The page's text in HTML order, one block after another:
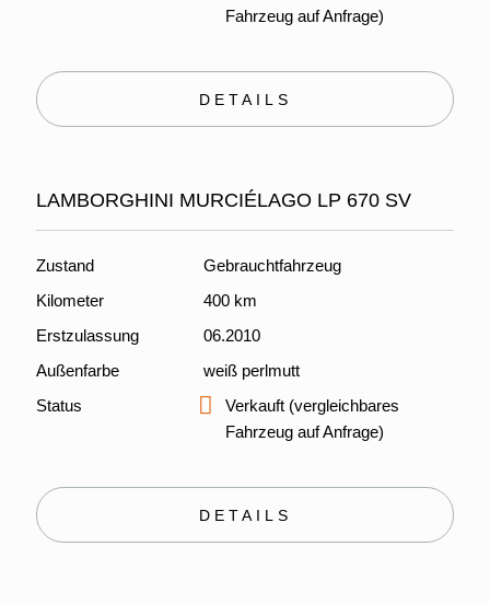
Fahrzeug auf Anfrage)
DETAILS
LAMBORGHINI MURCIÉLAGO LP 670 SV
Zustand
Gebrauchtfahrzeug
Kilometer
400 km
Erstzulassung
06.2010
Außenfarbe
weiß perlmutt
Status
Verkauft (vergleichbares
Fahrzeug auf Anfrage)
DETAILS